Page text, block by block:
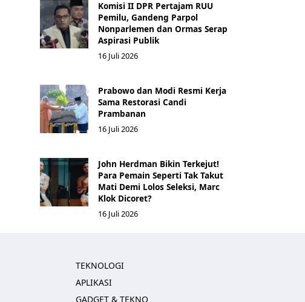
Komisi II DPR Pertajam RUU
Pemilu, Gandeng Parpol
Nonparlemen dan Ormas Serap
Aspirasi Publik
16 Juli 2026
Prabowo dan Modi Resmi Kerja
Sama Restorasi Candi
Prambanan
16 Juli 2026
John Herdman Bikin Terkejut!
Para Pemain Seperti Tak Takut
Mati Demi Lolos Seleksi, Marc
Klok Dicoret?
16 Juli 2026
TEKNOLOGI
APLIKASI
GADGET & TEKNO